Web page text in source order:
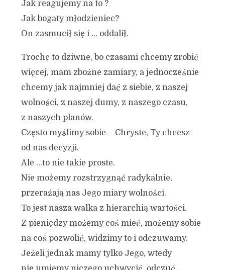
Jak reagujemy na to ?
Jak bogaty młodzieniec?
On zasmucił się i … oddalił.
Trochę to dziwne, bo czasami chcemy zrobić
więcej, mam zbożne zamiary, a jednocześnie
chcemy jak najmniej dać z siebie, z naszej
wolności, z naszej dumy, z naszego czasu,
z naszych planów.
Często myślimy sobie – Chryste, Ty chcesz
od nas decyzji.
Ale …to nie takie proste.
Nie możemy rozstrzygnąć radykalnie,
przerażają nas Jego miary wolności.
To jest nasza walka z hierarchią wartości.
Z pieniędzy możemy coś mieć, możemy sobie
na coś pozwolić, widzimy to i odczuwamy.
Jeżeli jednak mamy tylko Jego, wtedy